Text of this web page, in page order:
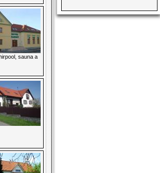
sauna a